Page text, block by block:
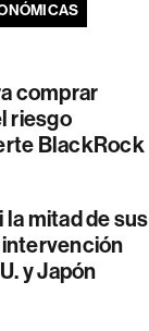
comprar
riesgo
BlackRock
la mitad de sus
y Japón